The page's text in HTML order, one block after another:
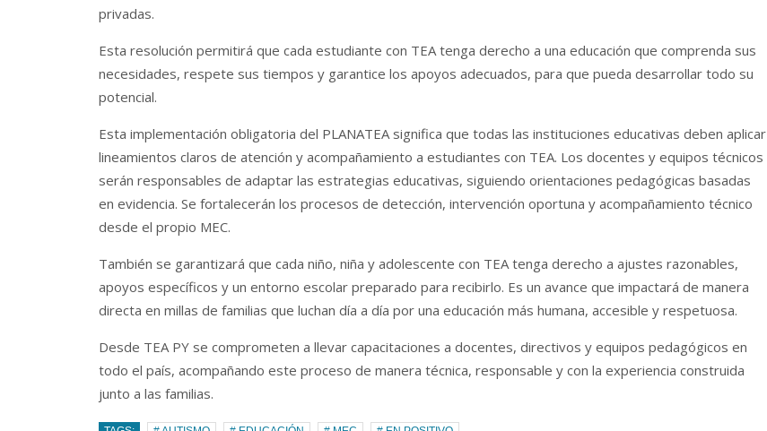
privadas.
Esta resolución permitirá que cada estudiante con TEA tenga derecho a una educación que comprenda sus
necesidades, respete sus tiempos y garantice los apoyos adecuados, para que pueda desarrollar todo su
potencial.
Esta implementación obligatoria del PLANATEA significa que todas las instituciones educativas deben aplicar
lineamientos claros de atención y acompañamiento a estudiantes con TEA. Los docentes y equipos técnicos
serán responsables de adaptar las estrategias educativas, siguiendo orientaciones pedagógicas basadas
en evidencia. Se fortalecerán los procesos de detección, intervención oportuna y acompañamiento técnico
desde el propio MEC.
También se garantizará que cada niño, niña y adolescente con TEA tenga derecho a ajustes razonables,
apoyos específicos y un entorno escolar preparado para recibirlo. Es un avance que impactará de manera
directa en millas de familias que luchan día a día por una educación más humana, accesible y respetuosa.
Desde TEA PY se comprometen a llevar capacitaciones a docentes, directivos y equipos pedagógicos en
todo el país, acompañando este proceso de manera técnica, responsable y con la experiencia construida
junto a las familias.